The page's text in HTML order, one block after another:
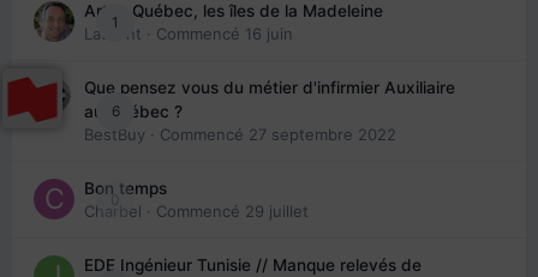
1
Arte : Québec, les îles de la Madeleine
Laurent · Commencé 16 juin
6
Que pensez vous du métier d'infirmier Auxiliaire
au Québec ?
BestBuy · Commencé 27 septembre 2022
0
Bon temps
Charbel · Commencé 29 juillet
EDE Ingénieur Tunisie // Manque relevés de